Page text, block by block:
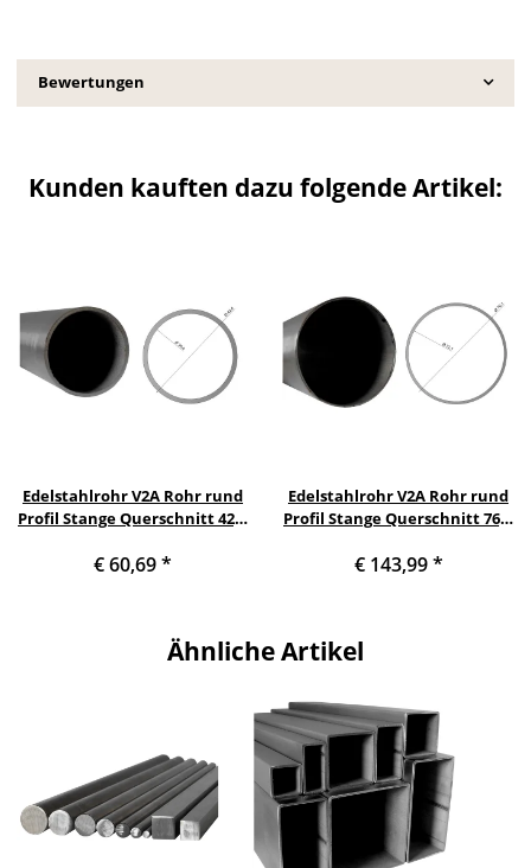
Bewertungen
Kunden kauften dazu folgende Artikel:
Edelstahlrohr V2A Rohr rund
Profil Stange Querschnitt 42,4
mm
€ 60,69*
Edelstahlrohr V2A Rohr rund
Profil Stange Querschnitt 76,1
mm
€ 143,99*
Ähnliche Artikel